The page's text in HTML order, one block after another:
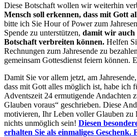
Diese Botschaft wollen wir weiterhin
Mensch soll erkennen, dass mit Gott
bitte ich Sie Hour of Power zum
Spende zu unterstützen, damit wir auch
Botschaft verbreiten können. Helfen
Rechnungen zum Jahresende zu
gemeinsam Gottesdienst feiern können.
Damit Sie vor allem jetzt, am
dass mit Gott alles möglich ist, habe ich
Adventszeit 24 ermutigende Andachten
Glauben voraus“ geschrieben. Diese
motivieren, Ihr Leben voller Glauben zu
nichts unmöglich sein! Diesen
erhalten Sie als einmaliges Geschenk.